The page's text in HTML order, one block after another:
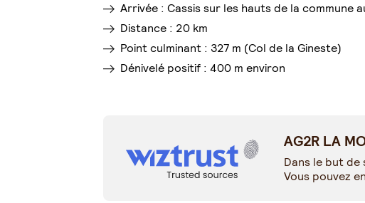
Arrivée : Cassis sur les hauts de la commune
Distance : 20 km
Point culminant : 327 m (Col de la Gineste)
Dénivelé positif : 400 m environ
AG2R LA
Dans le but de
Vous pouvez